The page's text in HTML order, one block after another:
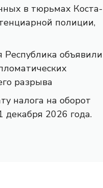
в тюрьмах Коста-
полиции,
объявили
разрыва
налога на оборот
декабря 2026 года.